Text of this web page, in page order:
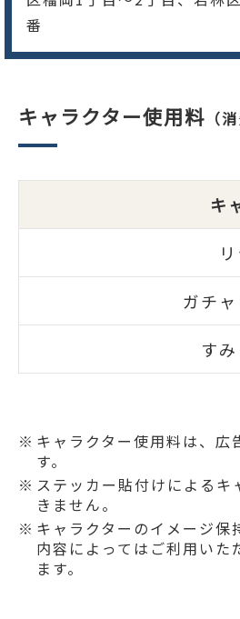
番
キャラクター使用料 （
キ
ガチ
す
キャラクター使用料は、広
す。
ステッカー貼付けによるキ
きません。
キャラクターのイメージ保
内容によってはご利用いた
ます。